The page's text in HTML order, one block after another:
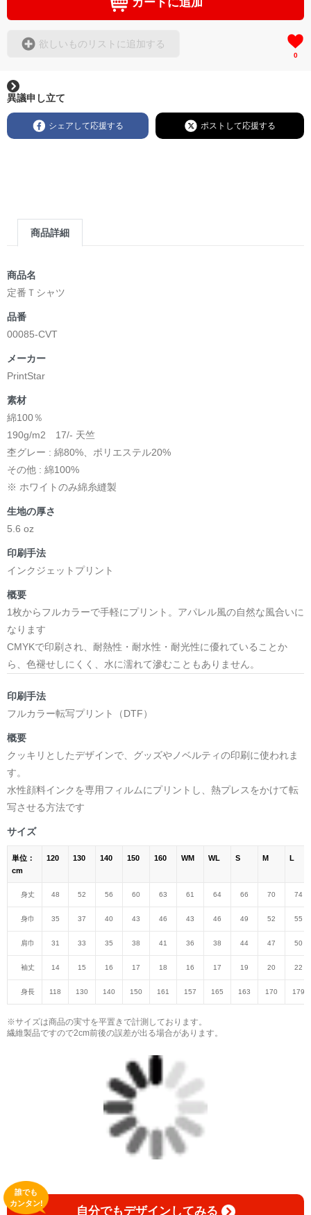
欲しいものリストに追加する
0
異議申し立て
シェアして応援する ポストして応援する
商品詳細
商品名
定番Ｔシャツ
品番
00085-CVT
メーカー
PrintStar
素材
綿100％
190g/m2 17/- 天竺
杢グレー : 綿80%、ポリエステル20%
その他 : 綿100%
※ ホワイトのみ綿糸縫製
生地の厚さ
5.6 oz
印刷手法
インクジェットプリント
概要
1枚からフルカラーで手軽にプリント。アパレル風の自然な風合いに
なります
CMYKで印刷され、耐熱性・耐水性・耐光性に優れていることか
ら、色褪せしにくく、水に濡れて滲むこともありません。
印刷手法
フルカラー転写プリント（DTF）
概要
クッキリとしたデザインで、グッズやノベルティの印刷に使われま
す。
水性顔料インクを専用フィルムにプリントし、熱プレスをかけて転
写させる方法です
サイズ
単位：
cm
120 130 140 150 160 WM WL S M L
身丈 48 52 56 60 63 61 64 66 70 74
身巾 35 37 40 43 46 43 46 49 52 55
肩巾 31 33 35 38 41 36 38 44 47 50
袖丈 14 15 16 17 18 16 17 19 20 22
身長 118 130 140 150 161 157 165 163 170 179
※サイズは商品の実寸を平置きで計測しております。
繊維製品ですので2cm前後の誤差が出る場合があります。
自分でもデザインしてみる
誰でも
カンタン!